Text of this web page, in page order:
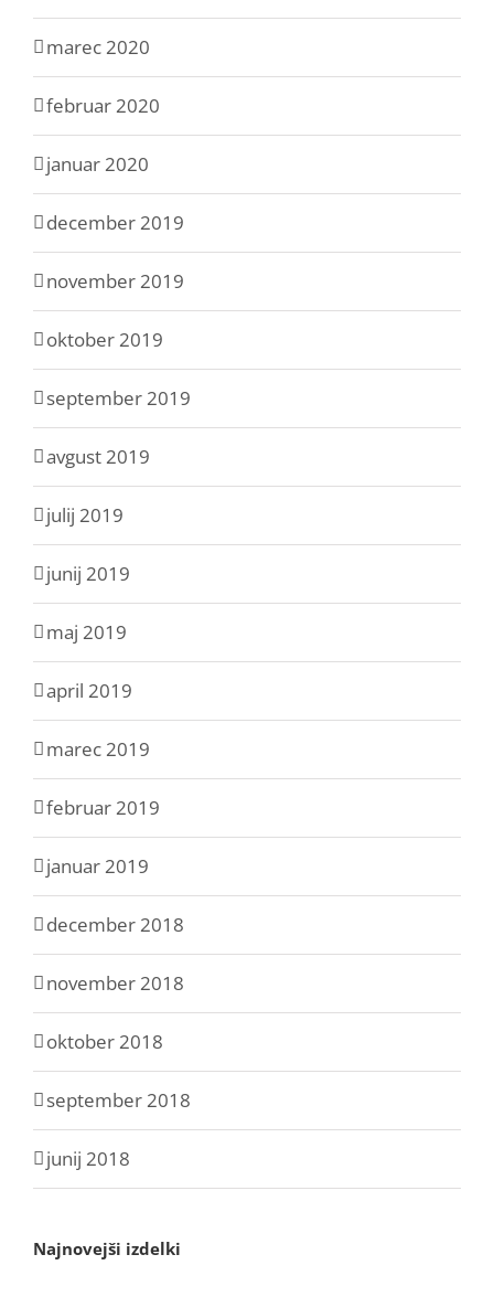
marec 2020
februar 2020
januar 2020
december 2019
november 2019
oktober 2019
september 2019
avgust 2019
julij 2019
junij 2019
maj 2019
april 2019
marec 2019
februar 2019
januar 2019
december 2018
november 2018
oktober 2018
september 2018
junij 2018
Najnovejši izdelki